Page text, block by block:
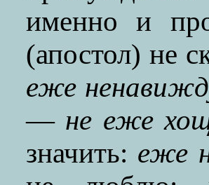
именно и
(апостол) не
еже
— не еже
значить: еже